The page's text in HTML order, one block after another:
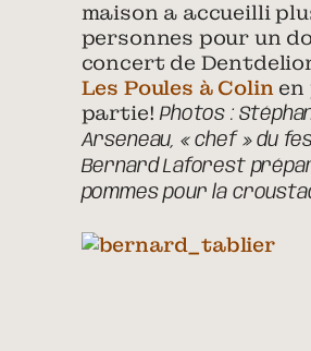
maison a accueilli
personnes pour un
concert de
Les Poules à Colinen
partie!Photos :
Arseneau, « chef » du
Bernard Laforest
pommes pour la